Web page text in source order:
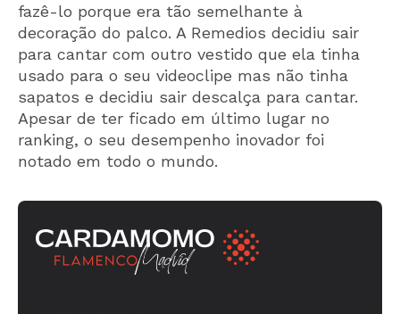
fazê-lo porque era tão semelhante à
decoração do palco. A Remedios decidiu sair
para cantar com outro vestido que ela tinha
usado para o seu videoclipe mas não tinha
sapatos e decidiu sair descalça para cantar.
Apesar de ter ficado em último lugar no
ranking, o seu desempenho inovador foi
notado em todo o mundo.